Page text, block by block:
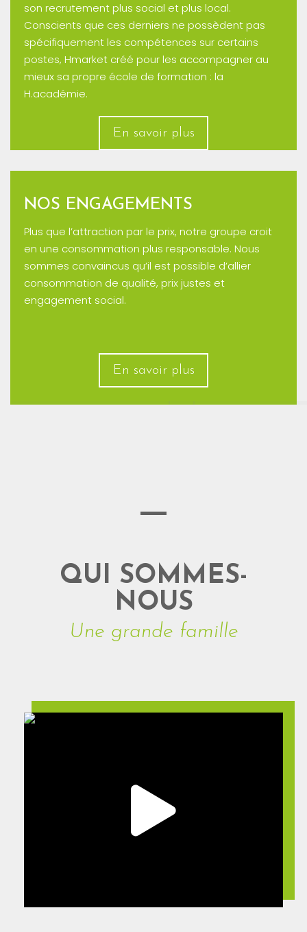
son recrutement plus social et plus local.
Conscients que ces derniers ne possèdent pas
spécifiquement les compétences sur certains
postes, Hmarket créé pour les accompagner au
mieux sa propre école de formation : la
H.académie.
En savoir plus
NOS ENGAGEMENTS
Plus que l’attraction par le prix, notre groupe croit
en une consommation plus responsable. Nous
sommes convaincus qu’il est possible d’allier
consommation de qualité, prix justes et
engagement social.
En savoir plus
QUI SOMMES-
NOUS
Une grande famille